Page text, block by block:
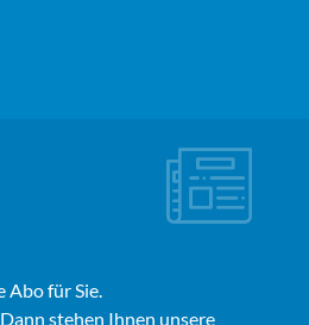
Abo für Sie.
stehen Ihnen unsere